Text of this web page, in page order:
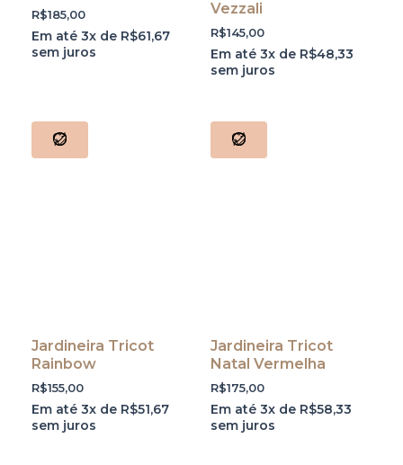
R$185,00
Em até 3x de R$61,67
sem juros
Vezzali
R$145,00
Em até 3x de R$48,33
sem juros
Jardineira Tricot
Rainbow
R$155,00
Em até 3x de R$51,67
sem juros
Jardineira Tricot
Natal Vermelha
R$175,00
Em até 3x de R$58,33
sem juros